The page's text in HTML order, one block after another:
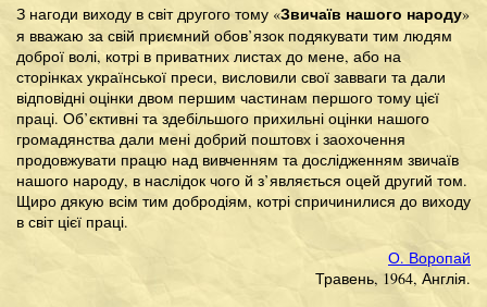
З нагоди виходу в світ другого тому «Звичаїв нашого народу»
я вважаю за свій приємний обов’язок подякувати тим людям
доброї волі, котрі в приватних листах до мене, або на
сторінках української преси, висловили свої завваги та дали
відповідні оцінки двом першим частинам першого тому цієї
праці. Об’єктивні та здебільшого прихильні оцінки нашого
громадянства дали мені добрий поштовх і заохочення
продовжувати працю над вивченням та дослідженням звичаїв
нашого народу, в наслідок чого й з’являється оцей другий том.
Щиро дякую всім тим добродіям, котрі спричинилися до виходу
в світ цієї праці.
О. Воропай
Травень, 1964, Англія.